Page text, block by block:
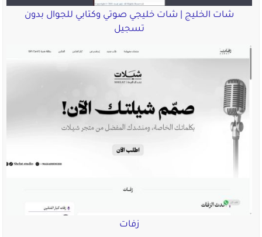
شات الخليج | شات خليجي صوتي وكتابي للجوال بدون
تسجيل
زفات